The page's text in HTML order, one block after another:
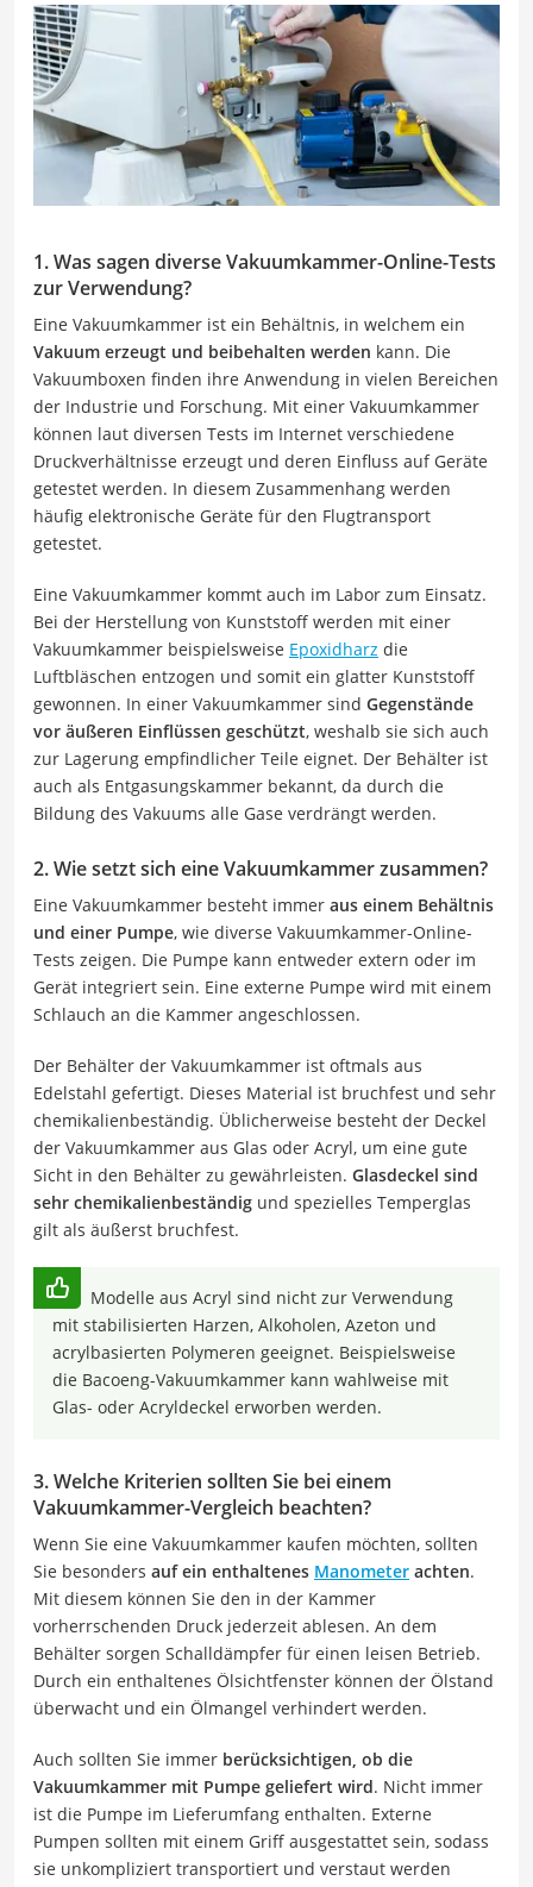
1. Was sagen diverse Vakuumkammer-Online-Tests
zur Verwendung?
Eine Vakuumkammer ist ein Behältnis, in welchem ein
Vakuum erzeugt und beibehalten werden kann. Die
Vakuumboxen finden ihre Anwendung in vielen Bereichen
der Industrie und Forschung. Mit einer Vakuumkammer
können laut diversen Tests im Internet verschiedene
Druckverhältnisse erzeugt und deren Einfluss auf Geräte
getestet werden. In diesem Zusammenhang werden
häufig elektronische Geräte für den Flugtransport
getestet.
Eine Vakuumkammer kommt auch im Labor zum Einsatz.
Bei der Herstellung von Kunststoff werden mit einer
Vakuumkammer beispielsweise Epoxidharz die
Luftbläschen entzogen und somit ein glatter Kunststoff
gewonnen. In einer Vakuumkammer sind Gegenstände
vor äußeren Einflüssen geschützt, weshalb sie sich auch
zur Lagerung empfindlicher Teile eignet. Der Behälter ist
auch als Entgasungskammer bekannt, da durch die
Bildung des Vakuums alle Gase verdrängt werden.
2. Wie setzt sich eine Vakuumkammer zusammen?
Eine Vakuumkammer besteht immer aus einem Behältnis
und einer Pumpe, wie diverse Vakuumkammer-Online-
Tests zeigen. Die Pumpe kann entweder extern oder im
Gerät integriert sein. Eine externe Pumpe wird mit einem
Schlauch an die Kammer angeschlossen.
Der Behälter der Vakuumkammer ist oftmals aus
Edelstahl gefertigt. Dieses Material ist bruchfest und sehr
chemikalienbeständig. Üblicherweise besteht der Deckel
der Vakuumkammer aus Glas oder Acryl, um eine gute
Sicht in den Behälter zu gewährleisten. Glasdeckel sind
sehr chemikalienbeständig und spezielles Temperglas
gilt als äußerst bruchfest.
Modelle aus Acryl sind nicht zur Verwendung
mit stabilisierten Harzen, Alkoholen, Azeton und
acrylbasierten Polymeren geeignet. Beispielsweise
die Bacoeng-Vakuumkammer kann wahlweise mit
Glas- oder Acryldeckel erworben werden.
3. Welche Kriterien sollten Sie bei einem
Vakuumkammer-Vergleich beachten?
Wenn Sie eine Vakuumkammer kaufen möchten, sollten
Sie besonders auf ein enthaltenes Manometer achten.
Mit diesem können Sie den in der Kammer
vorherrschenden Druck jederzeit ablesen. An dem
Behälter sorgen Schalldämpfer für einen leisen Betrieb.
Durch ein enthaltenes Ölsichtfenster können der Ölstand
überwacht und ein Ölmangel verhindert werden.
Auch sollten Sie immer berücksichtigen, ob die
Vakuumkammer mit Pumpe geliefert wird. Nicht immer
ist die Pumpe im Lieferumfang enthalten. Externe
Pumpen sollten mit einem Griff ausgestattet sein, sodass
sie unkompliziert transportiert und verstaut werden